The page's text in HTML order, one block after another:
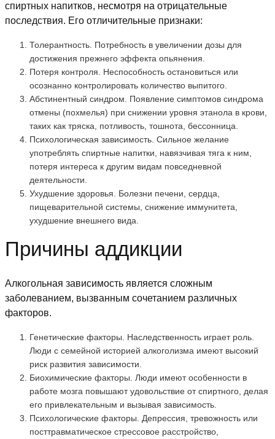
спиртных напитков, несмотря на отрицательные
последствия. Его отличительные признаки:
Толерантность. Потребность в увеличении дозы для
достижения прежнего эффекта опьянения.
Потеря контроля. Неспособность остановиться или
осознанно контролировать количество выпитого.
Абстинентный синдром. Появление симптомов синдрома
отмены (похмелья) при снижении уровня этанола в крови,
таких как тряска, потливость, тошнота, бессонница.
Психологическая зависимость. Сильное желание
употреблять спиртные напитки, навязчивая тяга к ним,
потеря интереса к другим видам повседневной
деятельности.
Ухудшение здоровья. Болезни печени, сердца,
пищеварительной системы, снижение иммунитета,
ухудшение внешнего вида.
Причины аддикции
Алкогольная зависимость является сложным
заболеванием, вызванным сочетанием различных
факторов.
Генетические факторы. Наследственность играет роль.
Люди с семейной историей алкоголизма имеют высокий
риск развития зависимости.
Биохимические факторы. Люди имеют особенности в
работе мозга повышают удовольствие от спиртного, делая
его привлекательным и вызывая зависимость.
Психологические факторы. Депрессия, тревожность или
посттравматическое стрессовое расстройство,